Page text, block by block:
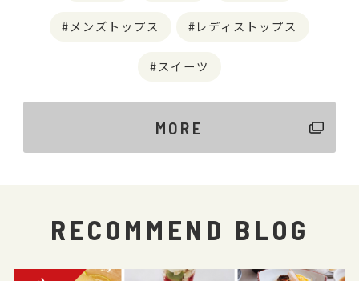
メンズトップス レディストップス
スイーツ
MORE
RECOMMEND BLOG